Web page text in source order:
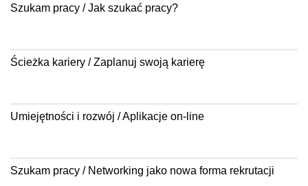
Szukam pracy / Jak szukać pracy?
Ścieżka kariery / Zaplanuj swoją karierę
Umiejętności i rozwój / Aplikacje on-line
Szukam pracy / Networking jako nowa forma rekrutacji